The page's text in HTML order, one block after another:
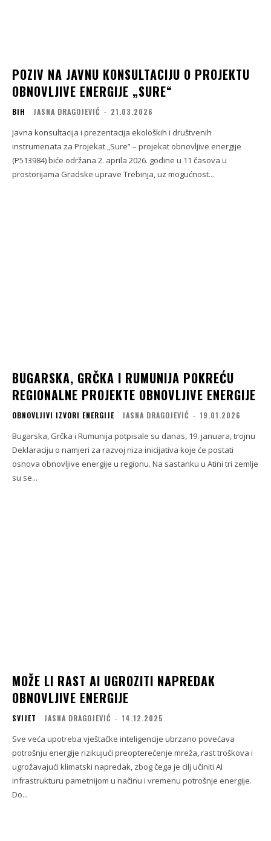
POZIV NA JAVNU KONSULTACIJU O PROJEKTU
OBNOVLJIVE ENERGIJE „SURE“
BIH JASNA DRAGOJEVIĆ - 21.03.2026
Javna konsultacija i prezentacija ekoloških i društvenih
instrumenata za Projekat „Sure” – projekat obnovljive energije
(P513984) biće održana 2. aprila 2026. godine u 11 časova u
prostorijama Gradske uprave Trebinja, uz mogućnost...
BUGARSKA, GRČKA I RUMUNIJA POKREĆU
REGIONALNE PROJEKTE OBNOVLJIVE ENERGIJE
OBNOVLJIVI IZVORI ENERGIJE JASNA DRAGOJEVIĆ - 19.01.2026
Bugarska, Grčka i Rumunija potpisale su danas, 19. januara, trojnu
Deklaraciju o namjeri za razvoj niza inicijativa koje će postati
osnova obnovljive energije u regionu. Na sastanku u Atini tri zemlje
su se...
MOŽE LI RAST AI UGROZITI NAPREDAK
OBNOVLJIVE ENERGIJE
SVIJET JASNA DRAGOJEVIĆ - 14.12.2025
Sve veća upotreba vještačke inteligencije ubrzano povećava
potrošnju energije rizikujući preopterećenje mreža, rast troškova i
ugrožavajući klimatski napredak, zbog čega je cilj učiniti AI
infrastrukturu pametnijom u načinu i vremenu potrošnje energije.
Do...